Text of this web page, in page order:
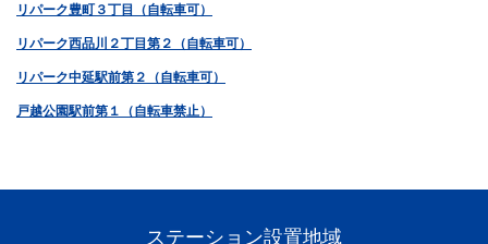
リパーク豊町３丁目（自転車可）
リパーク西品川２丁目第２（自転車可）
リパーク中延駅前第２（自転車可）
戸越公園駅前第１（自転車禁止）
ステーション設置地域